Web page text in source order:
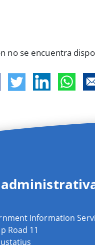
no se encuentra
Information
Road 11